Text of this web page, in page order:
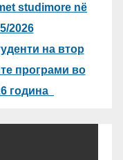
studimore në
2026
на втор
програми во
година